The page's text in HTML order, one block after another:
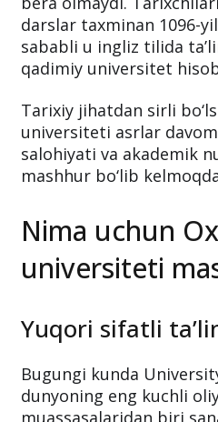
haqida aniq sana
universitetning o‘zi ham
bera olmaydi.
sababli u ingliz tilida
qadimiy universitet
Tarixiy jihatdan sirli
salohiyati va akademik
mashhur bo‘lib
universiteti
Yuqori sifatli